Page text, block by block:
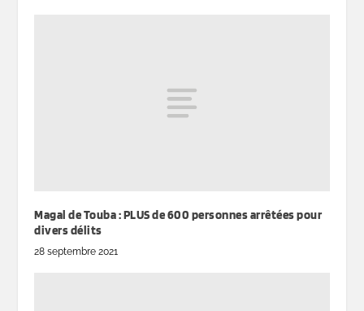
Magal de Touba : PLUS de 600 personnes arrêtées pour
divers délits
28 septembre 2021